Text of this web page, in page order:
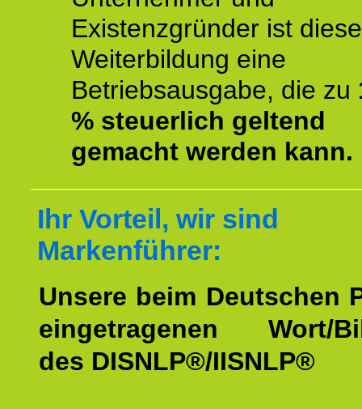
Existenzgründer ist diese
Weiterbildung eine
Betriebsausgabe, die zu
% steuerlich geltend
gemacht werden kann.
Ihr Vorteil, wir sind
Markenführer:
Unsere beim Deutschen
eingetragenen Wort/
des DISNLP®/IISNLP®